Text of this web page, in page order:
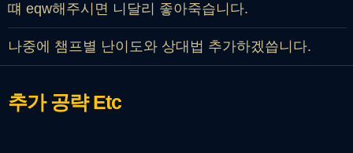
떄 eqw해주시면 니달리 좋아죽습니다.
나중에 챔프별 난이도와 상대법 추가하겠씁니다.
추가 공략Etc